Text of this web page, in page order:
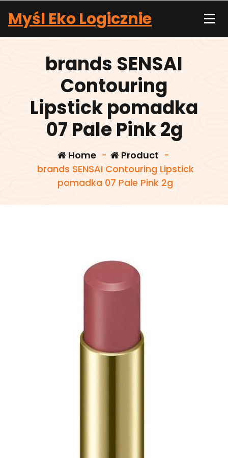
content
Myśl Eko Logicznie
brands SENSAI
Contouring
Lipstick pomadka
07 Pale Pink 2g
Home- Product -
brands SENSAI Contouring Lipstick
pomadka 07 Pale Pink 2g